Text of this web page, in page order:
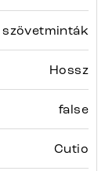
szövetminták
Hossz
false
Cutio